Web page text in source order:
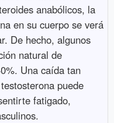
anabólicos, la
en su cuerpo se verá
De hecho, algunos
natural de
Una caída tan
puede
fatigado,